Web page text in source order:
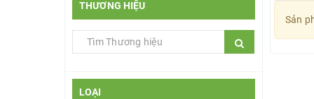
THƯƠNG HIỆU
LOẠI
Sản